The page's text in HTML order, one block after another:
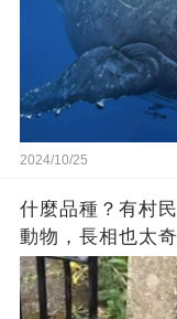
2024/10/25
什麼品種？有村
動物，長相也太